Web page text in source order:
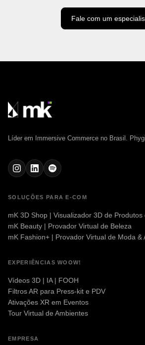
Fale com um
Líder em Immersive Commerce no Brasil.
SOLUÇÕES PARA E-COM
mK 3D Shop | Visualizador 3D de Produtos
mK Beauty | Provador Virtual de Beleza
mK Fashion+ | Provador Virtual de Moda &
EXPERIÊNCIAS WOOW!
Vídeos 3D | IA | FOOH
Filtros AR para Press-kit e PDV
Ativações XR em Eventos
Tour Virtual de Ambientes
EMPRESA